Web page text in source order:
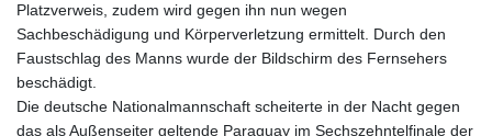
Platzverweis, zudem wird gegen ihn nun wegen
Sachbeschädigung und Körperverletzung ermittelt. Durch den
Faustschlag des Manns wurde der Bildschirm des Fernsehers
beschädigt.
Die deutsche Nationalmannschaft scheiterte in der Nacht gegen
das als Außenseiter geltende Paraguay im Sechszehntelfinale der